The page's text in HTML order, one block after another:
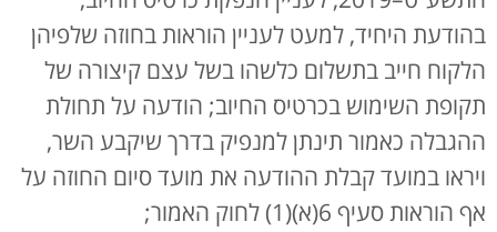
בהודעת היחיד, למעט לעניין הוראות בחוזה שלפיהן
הלקוח חייב בתשלום כלשהו בשל עצם קיצורה של
תקופת השימוש בכרטיס החיוב; הודעה על תחולת
ההגבלה כאמור תינתן למנפיק בדרך שיקבע השר,
ויראו במועד קבלת ההודעה את מועד סיום החוזה על
אף הוראות סעיף 6(א)(1) לחוק האמור;